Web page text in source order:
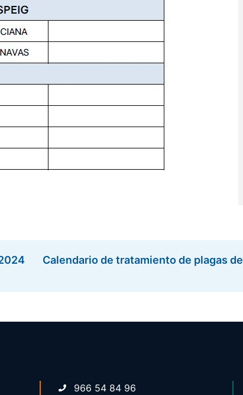
Calendario de tratamiento de plagas
966 54 84 96